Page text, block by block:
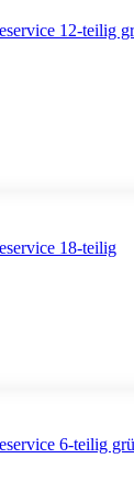
12-teilig
18-teilig
6-teilig